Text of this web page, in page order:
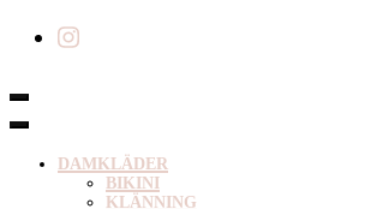
DAMKLÄDER
BIKINI
KLÄNNING